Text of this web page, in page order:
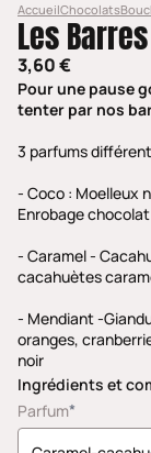
AccueilChocolats
Les
3,60 €
Pour une pause
tenter par nos
3 parfums
- Coco : Moelleux
Enrobage
- Caramel -
cacahuètes
- Mendiant -
oranges,
noir
Ingrédients et
Parfum*